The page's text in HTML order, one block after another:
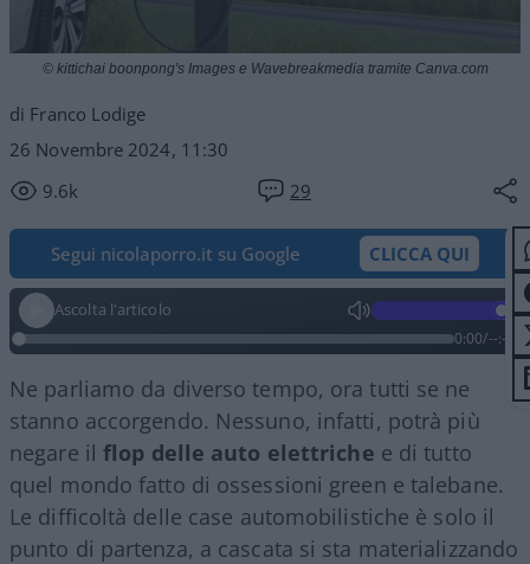
di Franco Lodige
26 Novembre 2024, 11:30
9.6k
29
© kittichai boonpong's Images e Wavebreakmedia tramite Canva.com
Segui nicolaporro.it su Google CLICCA QUI
Ascolta l'articolo
0:00/--:--
Ne parliamo da diverso tempo, ora tutti se ne
stanno accorgendo. Nessuno, infatti, potrà più
negare il flop delle auto elettriche e di tutto
quel mondo fatto di ossessioni green e talebane.
Le difficoltà delle case automobilistiche è solo il
punto di partenza, a cascata si sta materializzando